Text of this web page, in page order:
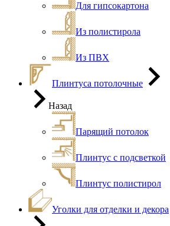
Для гипсокартона
Из полистирола
Из ПВХ
Плинтуса потолочные
Назад
Парящий потолок
Плинтус с подсветкой
Плинтус полистирол
Уголки для отделки и декора